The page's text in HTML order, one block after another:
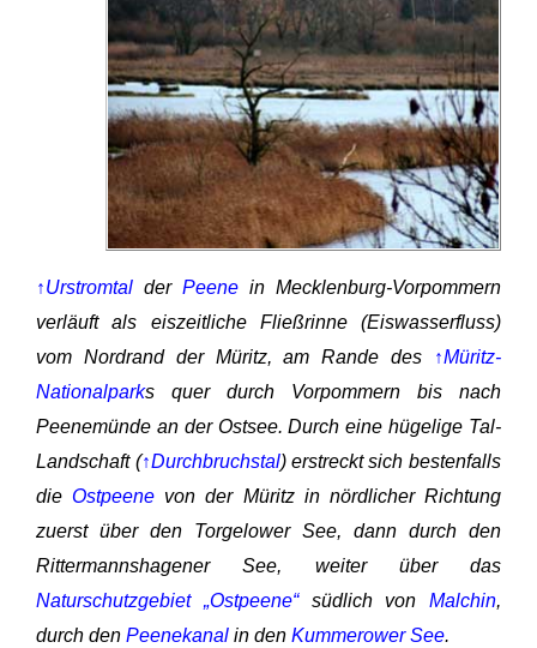
↑Urstromtal der Peene in Mecklenburg-Vorpommern
verläuft als eiszeitliche Fließrinne (Eiswasserfluss)
vom Nordrand der Müritz, am Rande des
↑Müritz-
Nationalparks quer durch Vorpommern bis nach
Peenemünde an der Ostsee. Durch eine hügelige Tal-
Landschaft (↑Durchbruchstal) erstreckt sich bestenfalls
dieOstpeene von der Müritz in nördlicher Richtung
zuerst über den Torgelower See, dann durch den
Rittermannshagener See, weiter über das
Naturschutzgebiet „Ostpeene“südlich von Malchin,
durch denPeenekanal in denKummerower See.